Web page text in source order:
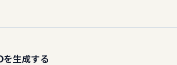
生成する